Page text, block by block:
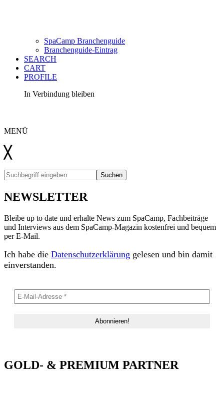
SpaCamp Branchenguide
Branchenguide-Eintrag
SEARCH
CART
PROFILE
In Verbindung bleiben
MENÜ
╳
Suchen Suchen
NEWSLETTER
Bleibe up to date und erhalte News zum SpaCamp, Fachbeiträge
und Interviews aus dem SpaCamp-Magazin kostenfrei und bequem
per E-Mail.
Ich habe die Datenschutzerklärung gelesen und bin damit
einverstanden.
GOLD- & PREMIUM PARTNER